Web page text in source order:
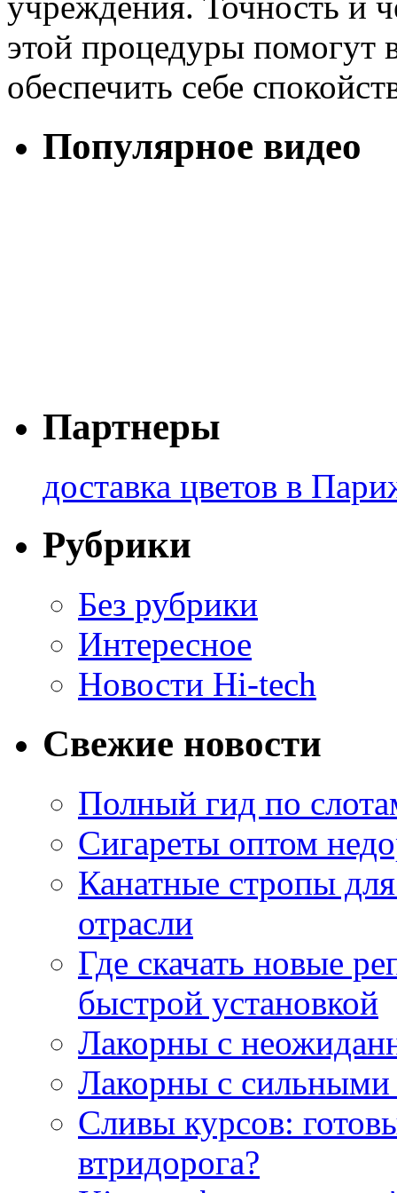
этой процедуры помогут
обеспечить себе
Популярное видео
Партнеры
доставка цветов в
Рубрики
Без рубрики
Интересное
Новости Hi-tech
Свежие новости
Полный гид по
Сигареты оптом
Канатные стропы
отрасли
Где скачать новые
быстрой установкой
Лакорны с
Лакорны с сильными
Сливы курсов:
втридорога?